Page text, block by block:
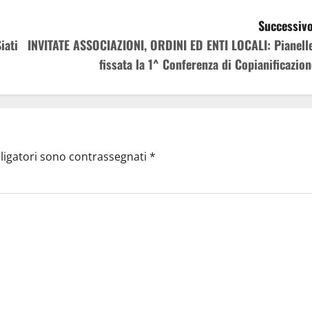
INVITATE ASSOCIAZIONI, ORDINI ED ENTI LOCALI:
fissata la 1^ Conferenza di
sono contrassegnati *